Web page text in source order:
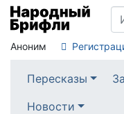
Аноним
Пересказы
Новости